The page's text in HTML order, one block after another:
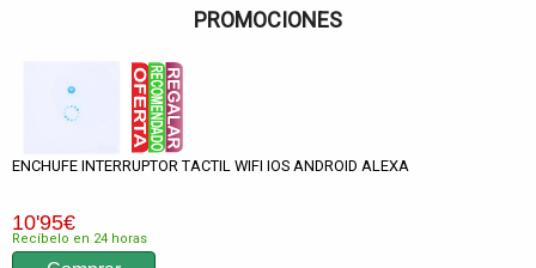
PROMOCIONES
ENCHUFE INTERRUPTOR TACTIL WIFI IOS ANDROID ALEXA
10'95€
Recíbelo en 24 horas